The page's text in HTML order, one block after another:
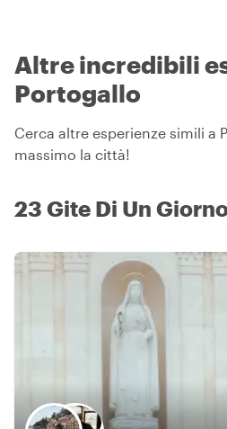
Altre incredibili
Portogallo
Cerca altre esperienze simili a
massimo la città!
23 Gite Di Un